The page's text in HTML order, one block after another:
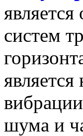
систем
шума и